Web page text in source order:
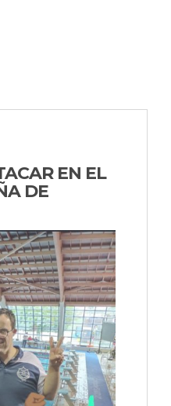
EN EL
DE